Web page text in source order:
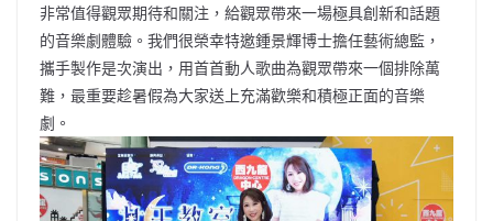
非常值得觀眾期待和關注，給觀眾帶來一場極具創新和話題
的音樂劇體驗。我們很榮幸特邀鍾景輝博士擔任藝術總監，
攜手製作是次演出，用首首動人歌曲為觀眾帶來一個排除萬
難，最重要趁暑假為大家送上充滿歡樂和積極正面的音樂
劇。